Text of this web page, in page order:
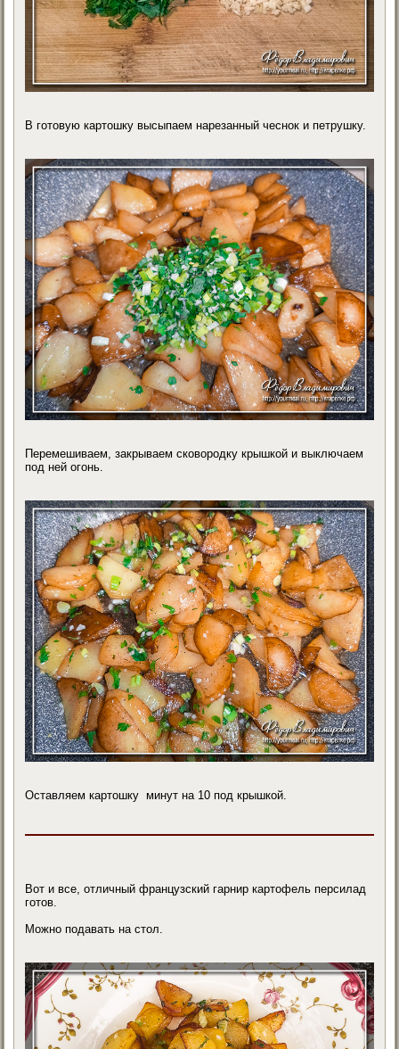
В готовую картошку высыпаем нарезанный чеснок и петрушку.
Перемешиваем, закрываем сковородку крышкой и выключаем
под ней огонь.
Оставляем картошку минут на 10 под крышкой.
Вот и все, отличный французский гарнир картофель персилад
готов.
Можно подавать на стол.